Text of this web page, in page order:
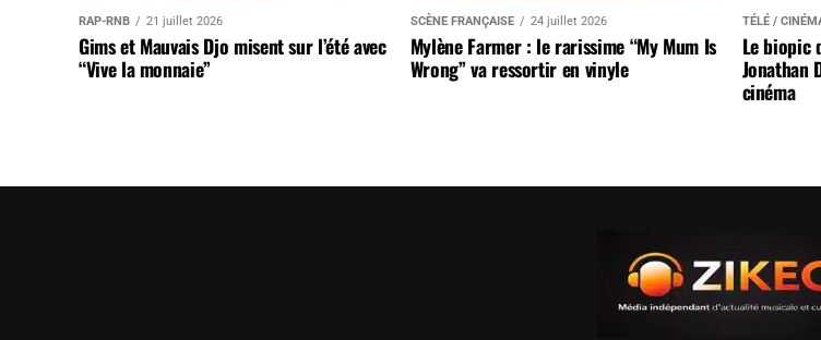
RAP-RNB 21 juillet 2026
Gims et Mauvais Djo misent sur l’été avec
“Vive la monnaie”
SCÈNE FRANÇAISE 24 juillet 2026
Mylène Farmer : le rarissime “My Mum Is
Wrong” va ressortir en vinyle
TÉLÉ /
Le biopic
Jonathan
cinéma